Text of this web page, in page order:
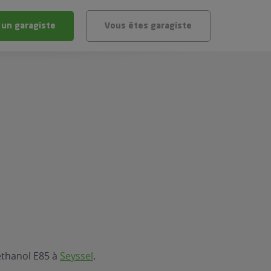
garagiste Vous êtes garagiste
E85 à Seyssel.